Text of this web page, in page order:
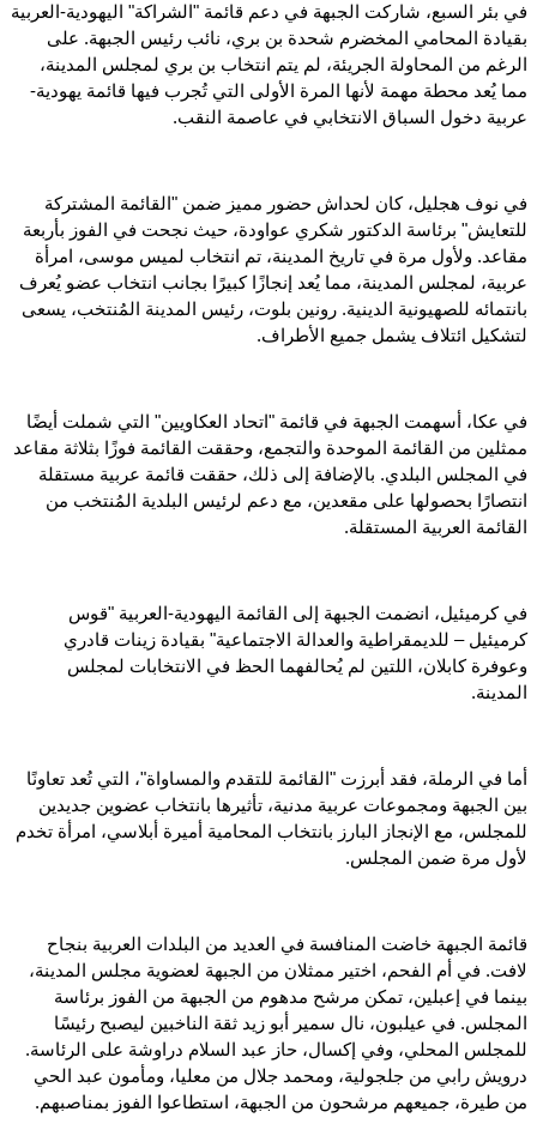
في بئر السبع، شاركت الجبهة في دعم قائمة "الشراكة" اليهودية-العربية
بقيادة المحامي المخضرم شحدة بن بري، نائب رئيس الجبهة. على
الرغم من المحاولة الجريئة، لم يتم انتخاب بن بري لمجلس المدينة،
مما يُعد محطة مهمة لأنها المرة الأولى التي تُجرب فيها قائمة يهودية-
عربية دخول السباق الانتخابي في عاصمة النقب.
في نوف هجليل، كان لحداش حضور مميز ضمن "القائمة المشتركة
للتعايش" برئاسة الدكتور شكري عواودة، حيث نجحت في الفوز بأربعة
مقاعد. ولأول مرة في تاريخ المدينة، تم انتخاب لميس موسى، امرأة
عربية، لمجلس المدينة، مما يُعد إنجازًا كبيرًا بجانب انتخاب عضو يُعرف
بانتمائه للصهيونية الدينية. رونين بلوت، رئيس المدينة المُنتخب، يسعى
لتشكيل ائتلاف يشمل جميع الأطراف.
في عكا، أسهمت الجبهة في قائمة "اتحاد العكاويين" التي شملت أيضًا
ممثلين من القائمة الموحدة والتجمع، وحققت القائمة فوزًا بثلاثة مقاعد
في المجلس البلدي. بالإضافة إلى ذلك، حققت قائمة عربية مستقلة
انتصارًا بحصولها على مقعدين، مع دعم لرئيس البلدية المُنتخب من
القائمة العربية المستقلة.
في كرميئيل، انضمت الجبهة إلى القائمة اليهودية-العربية "قوس
كرميئيل – للديمقراطية والعدالة الاجتماعية" بقيادة زينات قادري
وعوفرة كابلان، اللتين لم يُحالفهما الحظ في الانتخابات لمجلس
المدينة.
أما في الرملة، فقد أبرزت "القائمة للتقدم والمساواة"، التي تُعد تعاونًا
بين الجبهة ومجموعات عربية مدنية، تأثيرها بانتخاب عضوين جديدين
للمجلس، مع الإنجاز البارز بانتخاب المحامية أميرة أبلاسي، امرأة تخدم
لأول مرة ضمن المجلس.
قائمة الجبهة خاضت المنافسة في العديد من البلدات العربية بنجاح
لافت. في أم الفحم، اختير ممثلان من الجبهة لعضوية مجلس المدينة،
بينما في إعبلين، تمكن مرشح مدهوم من الجبهة من الفوز برئاسة
المجلس. في عيلبون، نال سمير أبو زيد ثقة الناخبين ليصبح رئيسًا
للمجلس المحلي، وفي إكسال، حاز عبد السلام دراوشة على الرئاسة.
درويش رابي من جلجولية، ومحمد جلال من معليا، ومأمون عبد الحي
من طيرة، جميعهم مرشحون من الجبهة، استطاعوا الفوز بمناصبهم.